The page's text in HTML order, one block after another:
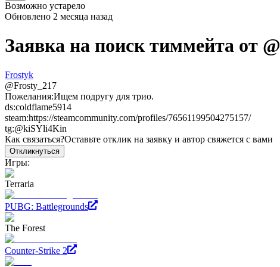
Возможно устарело
Обновлено 2 месяца назад
Заявка на поиск тиммейта от @
Frostyk
@Frosty_217
Пожелания:Ищем подругу для трио.
ds:coldflame5914
steam:https://steamcommunity.com/profiles/76561199504275157/
tg:@kiSYli4Kin
Как связаться?Оставьте отклик на заявку и автор свяжется с вами
Откликнуться
Игры:
Terraria
PUBG: Battlegrounds
The Forest
Counter-Strike 2